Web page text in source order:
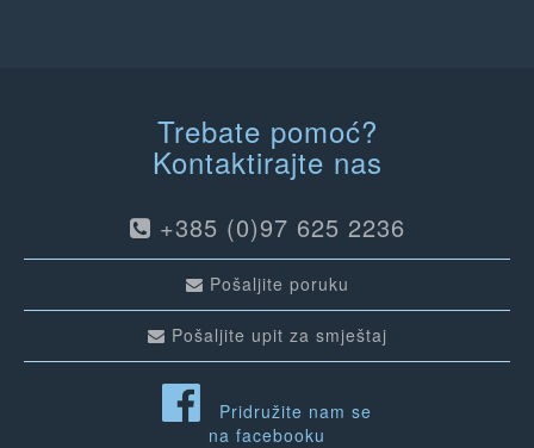
Trebate pomoć?
Kontaktirajte nas
+385 (0)97 625 2236
Pošaljite poruku
Pošaljite upit za smještaj
Pridružite nam se
na facebooku